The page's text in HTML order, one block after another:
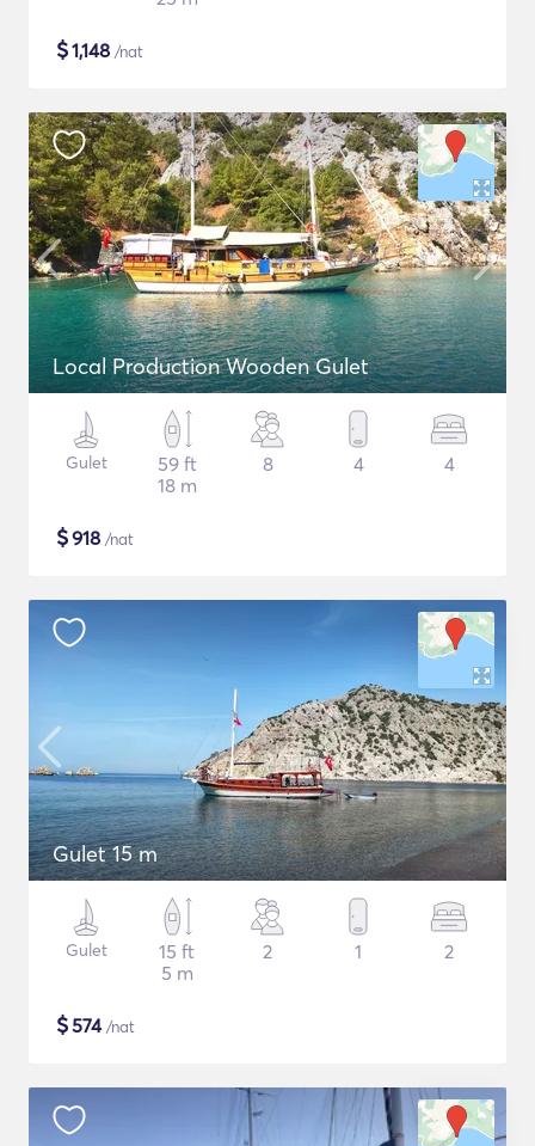
$1,148 /nat
Local Production Wooden Gulet
Gulet
59 ft
18 m
8 4 4
$918 /nat
Gulet 15 m
Gulet
15 ft
5 m
2 1 2
$574/nat